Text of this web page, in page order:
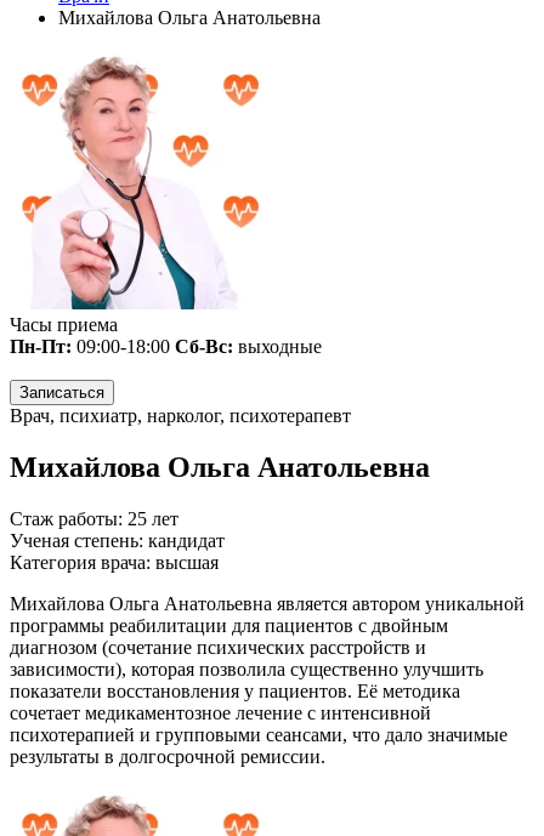
Михайлова Ольга Анатольевна
Часы приема
Пн-Пт: 09:00-18:00 Сб-Вс: выходные
Записаться
Врач, психиатр, нарколог, психотерапевт
Михайлова Ольга Анатольевна
Стаж работы: 25 лет
Ученая степень: кандидат
Категория врача: высшая
Михайлова Ольга Анатольевна является автором уникальной
программы реабилитации для пациентов с двойным
диагнозом (сочетание психических расстройств и
зависимости), которая позволила существенно улучшить
показатели восстановления у пациентов. Её методика
сочетает медикаментозное лечение с интенсивной
психотерапией и групповыми сеансами, что дало значимые
результаты в долгосрочной ремиссии.